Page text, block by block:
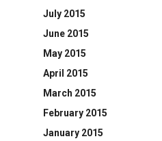
July 2015
June 2015
May 2015
April 2015
March 2015
February 2015
January 2015